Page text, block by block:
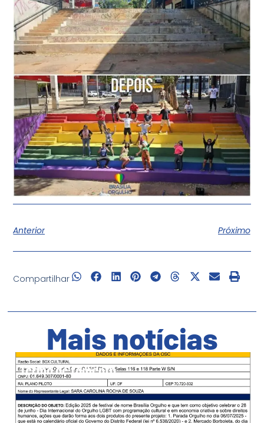
Anterior Próximo
Compartilhar
Mais notícias
Termo de fomento